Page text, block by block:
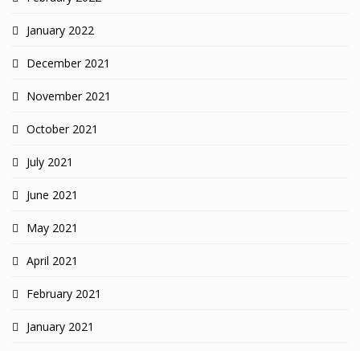
January 2022
December 2021
November 2021
October 2021
July 2021
June 2021
May 2021
April 2021
February 2021
January 2021